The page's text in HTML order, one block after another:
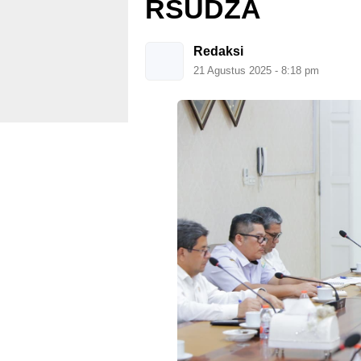
RSUDZA
Redaksi
21 Agustus 2025 - 8:18 pm